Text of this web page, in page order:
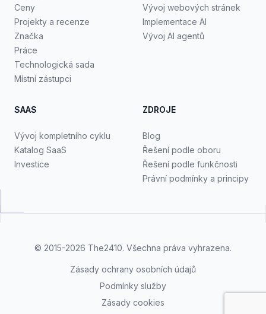
Ceny
Projekty a recenze
Značka
Práce
Technologická sada
Místní zástupci
Vývoj webových stránek
Implementace AI
Vývoj AI agentů
SAAS
Vývoj kompletního cyklu
Katalog SaaS
Investice
ZDROJE
Blog
Řešení podle oboru
Řešení podle funkčnosti
Právní podmínky a principy
© 2015-2026 The2410. Všechna práva vyhrazena.
Zásady ochrany osobních údajů
Podmínky služby
Zásady cookies